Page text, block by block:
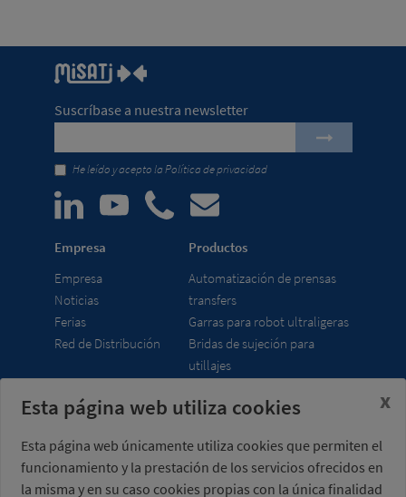
Suscríbase a nuestra newsletter
He leído y acepto laPolítica de privacidad
Empresa
Empresa
Noticias
Ferias
Red de Distribución
Productos
Automatización de prensas
transfers
Garras para robot ultraligeras
Bridas de sujeción para
utillajes
Misati S.L.
08960 Sant Just
Desvern
Barcelona - España
Horario
7:00 - 15:00 h (UTC+01:00)
Esta página web utiliza cookies
Esta página web únicamente utiliza cookies que permiten el
funcionamiento y la prestación de los servicios ofrecidos en
la misma y en su caso cookies propias con la única finalidad
x